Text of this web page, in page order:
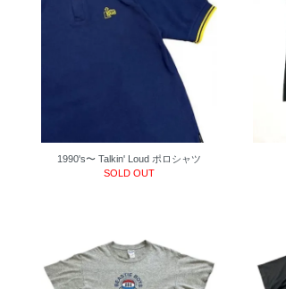
1990's〜 Talkin' Loud ポロシャツ
SOLD OUT